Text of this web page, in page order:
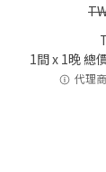
1間 x 1晚 總
代理